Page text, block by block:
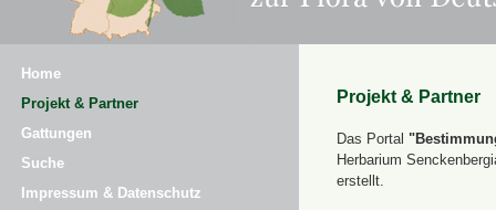
Home
Projekt & Partner
Gattungen
Suche
Impressum & Datenschutz
Projekt & Partner
Das Portal
Herbarium
erstellt.